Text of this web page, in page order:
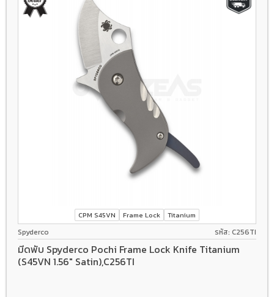
CPM S45VN Frame Lock Titanium
Spyderco รหัส: C256TI
มีดพับ Spyderco Pochi Frame Lock Knife Titanium
(S45VN 1.56" Satin),C256TI